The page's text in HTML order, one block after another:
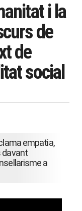
i la
de
de
social
empatia,
davant
a